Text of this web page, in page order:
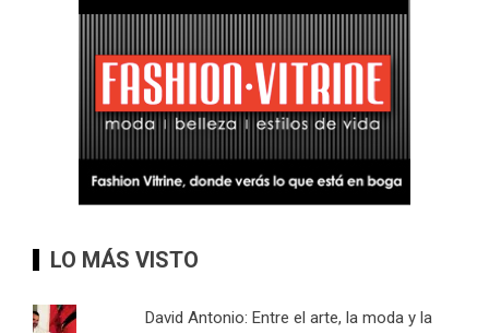
LO MÁS VISTO
David Antonio: Entre el arte, la moda y la